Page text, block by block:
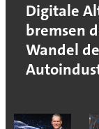
Digitale
bremsen
Wandel